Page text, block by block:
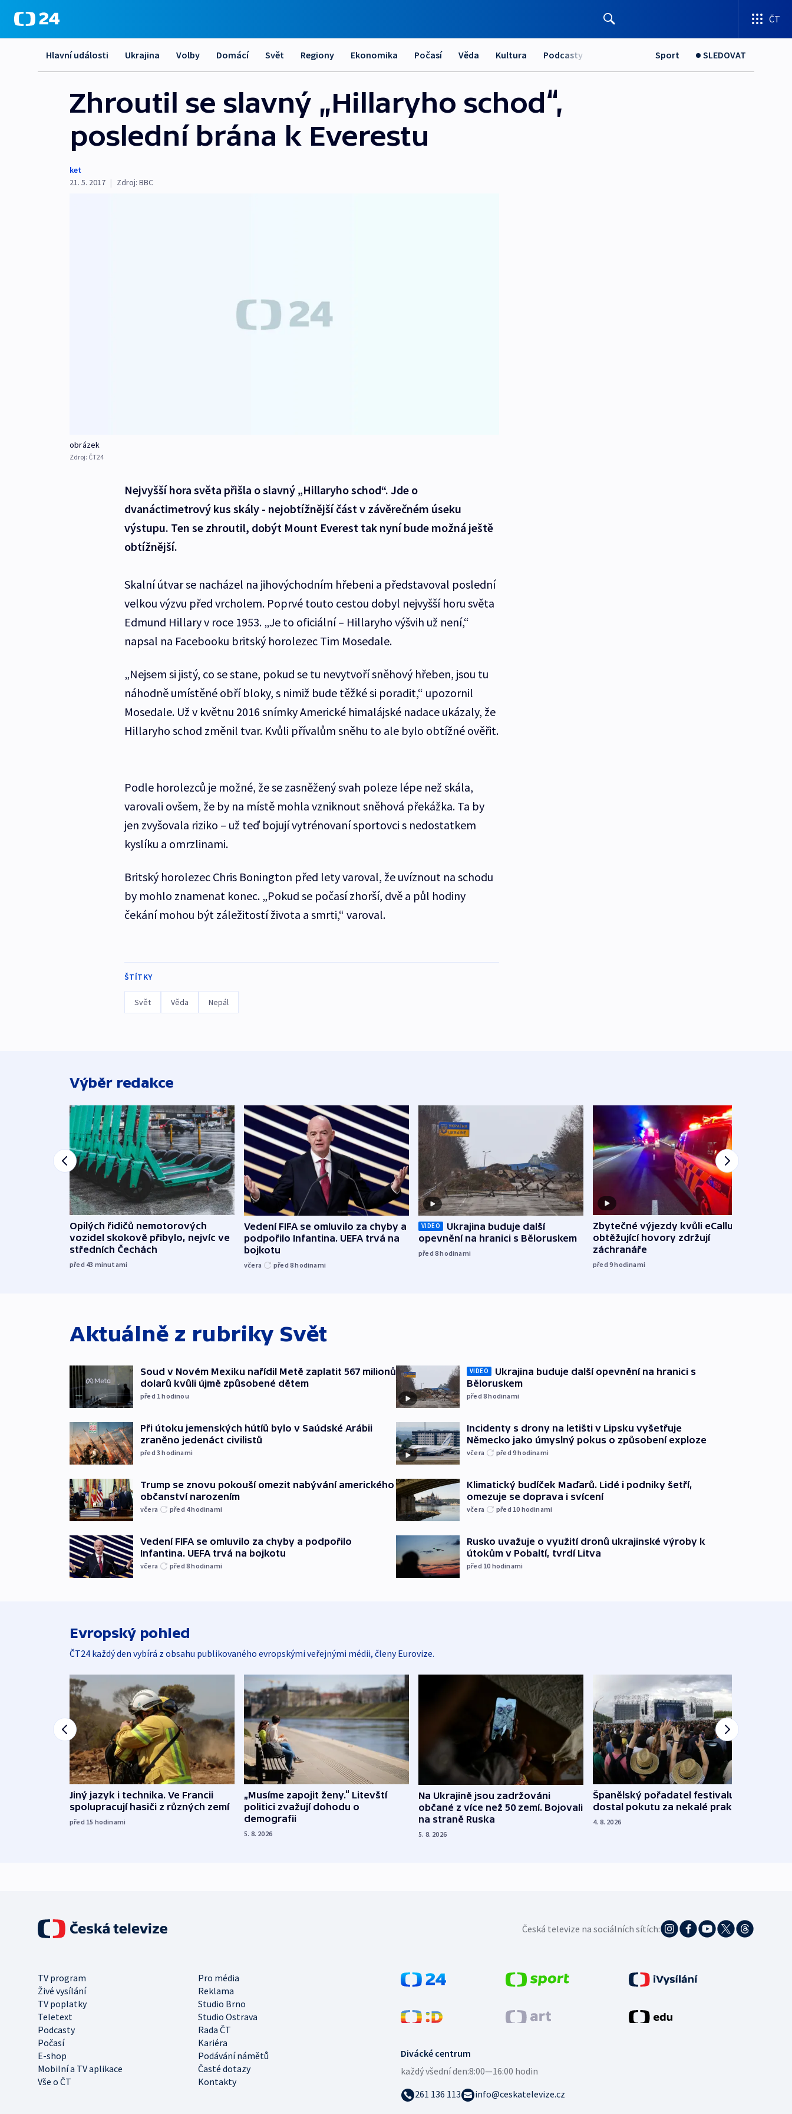
ČT
Hlavní události Ukrajina Volby Domácí Svět Regiony Ekonomika Počasí Věda Kultura Podcasty Sport SLEDOVAT
Zhroutil se slavný „Hillaryho schod“,
poslední brána k Everestu
ket
21. 5. 2017 | Zdroj: BBC
obrázek
Zdroj: ČT24
Nejvyšší hora světa přišla o slavný „Hillaryho schod“. Jde o
dvanáctimetrový kus skály - nejobtížnější část v závěrečném úseku
výstupu. Ten se zhroutil, dobýt Mount Everest tak nyní bude možná ještě
obtížnější.
Skalní útvar se nacházel na jihovýchodním hřebeni a představoval poslední
velkou výzvu před vrcholem. Poprvé touto cestou dobyl nejvyšší horu světa
Edmund Hillary v roce 1953. „Je to oficiální – Hillaryho výšvih už není,“
napsal na Facebooku britský horolezec Tim Mosedale.
„Nejsem si jistý, co se stane, pokud se tu nevytvoří sněhový hřeben, jsou tu
náhodně umístěné obří bloky, s nimiž bude těžké si poradit,“ upozornil
Mosedale. Už v květnu 2016 snímky Americké himalájské nadace ukázaly, že
Hillaryho schod změnil tvar. Kvůli přívalům sněhu to ale bylo obtížné ověřit.
Podle horolezců je možné, že se zasněžený svah poleze lépe než skála,
varovali ovšem, že by na místě mohla vzniknout sněhová překážka. Ta by
jen zvyšovala riziko – už teď bojují vytrénovaní sportovci s nedostatkem
kyslíku a omrzlinami.
Britský horolezec Chris Bonington před lety varoval, že uvíznout na schodu
by mohlo znamenat konec. „Pokud se počasí zhorší, dvě a půl hodiny
čekání mohou být záležitostí života a smrti,“ varoval.
ŠTÍTKY
Svět Věda Nepál
Výběr redakce
Opilých řidičů nemotorových
vozidel skokově přibylo, nejvíc ve
středních Čechách
před 43 minutami
Vedení FIFA se omluvilo za chyby a
podpořilo Infantina. UEFA trvá na
bojkotu
včera před 8hodinami
VIDEO
Ukrajina buduje další
opevnění na hranici s Běloruskem
před 8hodinami
Zbytečné výjezdy kvůli eCallu a
obtěžující hovory zdržují
záchranáře
před 9hodinami
Aktuálně z rubriky Svět
Soud v Novém Mexiku nařídil Metě zaplatit 567 milionů
dolarů kvůli újmě způsobené dětem
před 1hodinou
Při útoku jemenských hútíů bylo v Saúdské Arábii
zraněno jedenáct civilistů
před 3hodinami
Trump se znovu pokouší omezit nabývání amerického
občanství narozením
včera před 4hodinami
Vedení FIFA se omluvilo za chyby a podpořilo
Infantina. UEFA trvá na bojkotu
včera před 8hodinami
VIDEO
Ukrajina buduje další opevnění na hranici s
Běloruskem
před 8hodinami
Incidenty s drony na letišti v Lipsku vyšetřuje
Německo jako úmyslný pokus o způsobení exploze
včera před 9hodinami
Klimatický budíček Maďarů. Lidé i podniky šetří,
omezuje se doprava i svícení
včera před 10 hodinami
Rusko uvažuje o využití dronů ukrajinské výroby k
útokům v Pobaltí, tvrdí Litva
před 10 hodinami
Evropský pohled
ČT24 každý den vybírá z obsahu publikovaného evropskými veřejnými médii, členy Eurovize.
Jiný jazyk i technika. Ve Francii
spolupracují hasiči z různých zemí
před 15 hodinami
„Musíme zapojit ženy.“ Litevští
politici zvažují dohodu o
demografii
5. 8. 2026
Na Ukrajině jsou zadržováni
občané z více než 50 zemí. Bojovali
na straně Ruska
5. 8. 2026
Španělský pořadatel festivalu
dostal pokutu za nekalé praktiky
4. 8. 2026
Česká televize na sociálních sítích:
TV program
Pro média
Živé vysílání
Reklama
TV poplatky
Studio Brno
Teletext
Studio Ostrava
Podcasty
Rada ČT
Počasí
Kariéra
E-shop
Podávání námětů
Mobilní a TV aplikace
Časté dotazy
Vše o ČT
Kontakty
Divácké centrum
každý všední den:8:00—16:00 hodin
261 136 113
info@ceskatelevize.cz